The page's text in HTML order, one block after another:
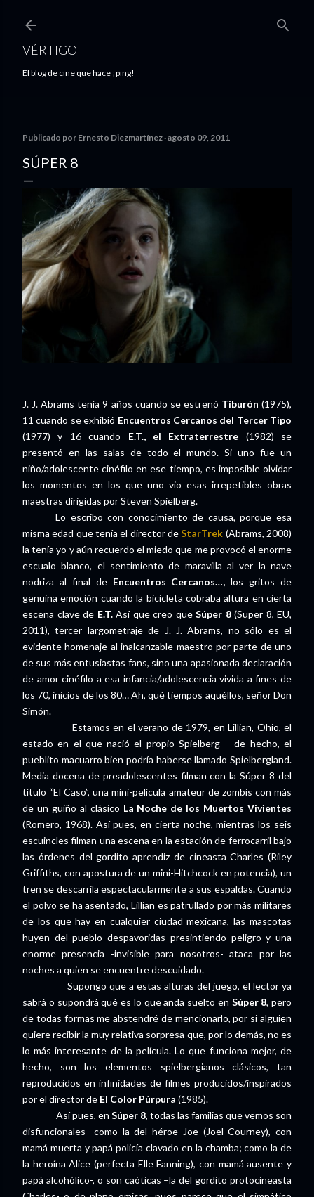
VÉRTIGO
El blog de cine que hace ¡ping!
Publicado por Ernesto Diezmartínez agosto 09, 2011
SÚPER 8
J. J. Abrams tenía 9 años cuando se estrenó Tiburón (1975),
11 cuando se exhibió Encuentros Cercanos del Tercer Tipo
(1977) y 16 cuando E.T., el Extraterrestre (1982) se
presentó en las salas de todo el mundo. Si uno fue un
niño/adolescente cinéfilo en ese tiempo, es imposible olvidar
los momentos en los que uno vio esas irrepetibles obras
maestras dirigidas por Steven Spielberg.
Lo escribo con conocimiento de causa, porque esa
misma edad que tenía el director deStarTrek (Abrams, 2008)
la tenía yo y aún recuerdo el miedo que me provocó el enorme
escualo blanco, el sentimiento de maravilla al ver la nave
nodriza al final de Encuentros Cercanos…, los gritos de
genuina emoción cuando la bicicleta cobraba altura en cierta
escena clave de E.T.Así que creo que Súper 8(Super 8, EU,
2011), tercer largometraje de J. J. Abrams, no sólo es el
evidente homenaje al inalcanzable maestro por parte de uno
de sus más entusiastas fans, sino una apasionada declaración
de amor cinéfilo a esa infancia/adolescencia vivida a fines de
los 70, inicios de los 80… Ah, qué tiempos aquéllos, señor Don
Simón.
Estamos en el verano de 1979, en Lillian, Ohio, el
estado en el que nació el propio Spielberg –de hecho, el
pueblito macuarro bien podría haberse llamado Spielbergland.
Media docena de preadolescentes filman con la Súper 8 del
título “El Caso”, una mini-película amateur de zombis con más
de un guiño al clásico La Noche de los Muertos Vivientes
(Romero, 1968). Así pues, en cierta noche, mientras los seis
escuincles filman una escena en la estación de ferrocarril bajo
las órdenes del gordito aprendiz de cineasta Charles (Riley
Griffiths, con apostura de un mini-Hitchcock en potencia), un
tren se descarrila espectacularmente a sus espaldas. Cuando
el polvo se ha asentado, Lillian es patrullado por más militares
de los que hay en cualquier ciudad mexicana, las mascotas
huyen del pueblo despavoridas presintiendo peligro y una
enorme presencia -invisible para nosotros- ataca por las
noches a quien se encuentre descuidado.
Supongo que a estas alturas del juego, el lector ya
sabrá o supondrá qué es lo que anda suelto en Súper 8, pero
de todas formas me abstendré de mencionarlo, por si alguien
quiere recibir la muy relativa sorpresa que, por lo demás, no es
lo más interesante de la película. Lo que funciona mejor, de
hecho, son los elementos spielbergianos clásicos, tan
reproducidos en infinidades de filmes producidos/inspirados
por el director de El Color Púrpura (1985).
Así pues, en Súper 8, todas las familias que vemos son
disfuncionales -como la del héroe Joe (Joel Courney), con
mamá muerta y papá policía clavado en la chamba; como la de
la heroína Alice (perfecta Elle Fanning), con mamá ausente y
papá alcohólico-, o son caóticas –la del gordito protocineasta